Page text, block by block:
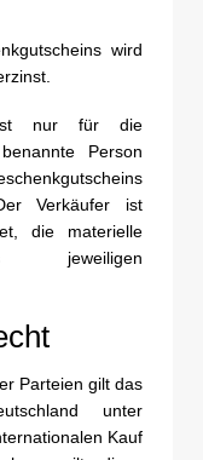
wird
ist nur für die
Person
Verkäufer ist
die materielle
jeweiligen
Parteien gilt das
unter
Kauf